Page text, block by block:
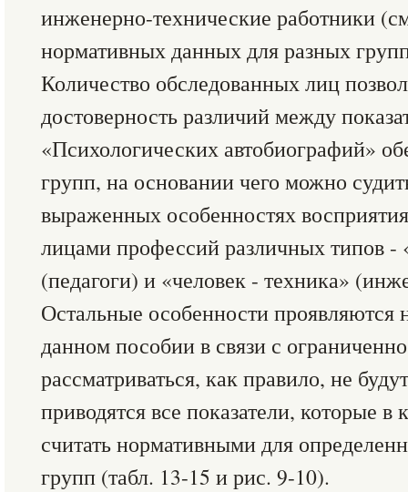
инженерно-технические работники
нормативных данных для разных
Количество обследованных лиц
достоверность различий между
«Психологических автобиографий»
групп, на основании чего можно
выраженных особенностях
лицами профессий различных типов -
(педагоги) и «человек - техника»
Остальные особенности проявляются
данном пособии в связи с
рассматриваться, как правило, не
приводятся все показатели, которые
считать нормативными для
групп (табл. 13-15 и рис. 9-10).